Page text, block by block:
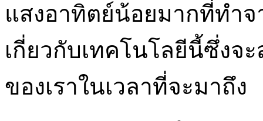
แสงอาทิตย์น้อยมากที่ทำ
เกี่ยวกับเทคโนโลยีนี้ซึ่งจ
ของเราในเวลาที่จะมาถึง